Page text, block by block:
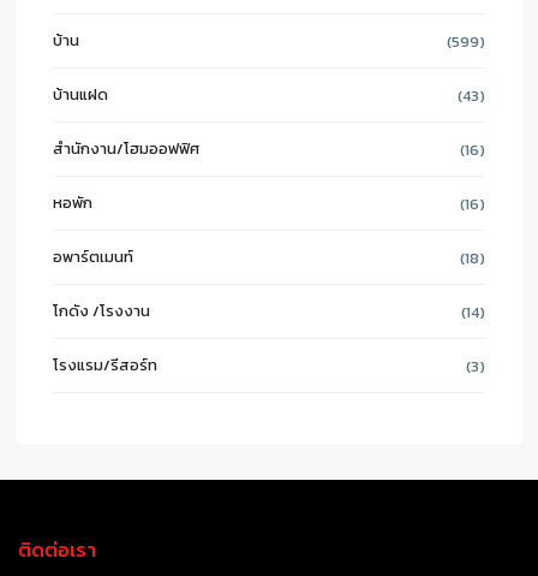
บ้าน (599)
บ้านแฝด (43)
สำนักงาน/โฮมออฟฟิศ (16)
หอพัก (16)
อพาร์ตเมนท์ (18)
โกดัง /โรงงาน (14)
โรงแรม/รีสอร์ท (3)
ติดต่อเรา